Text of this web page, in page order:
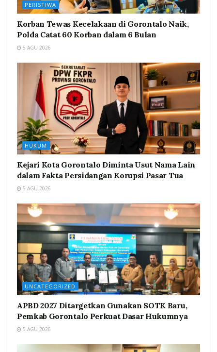
PERISTIWA
Korban Tewas Kecelakaan di Gorontalo Naik,
Polda Catat 60 Korban dalam 6 Bulan
5 AGU 2026
HUKUM
Kejari Kota Gorontalo Diminta Usut Nama Lain
dalam Fakta Persidangan Korupsi Pasar Tua
5 AGU 2026
UNCATEGORIZED
APBD 2027 Ditargetkan Gunakan SOTK Baru,
Pemkab Gorontalo Perkuat Dasar Hukumnya
5 AGU 2026